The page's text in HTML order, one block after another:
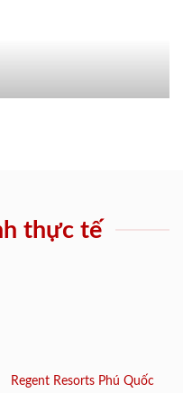
thực tế
Regent Resorts Phú Quốc